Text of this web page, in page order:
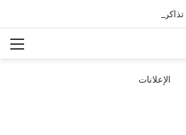
ووسائل النقل في باريس 2025
الإعلانات